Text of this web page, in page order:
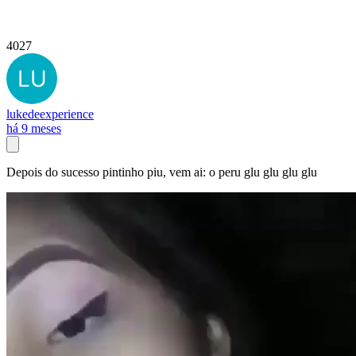
4027
lukedeexperience
há 9 meses
Depois do sucesso pintinho piu, vem ai: o peru glu glu glu glu